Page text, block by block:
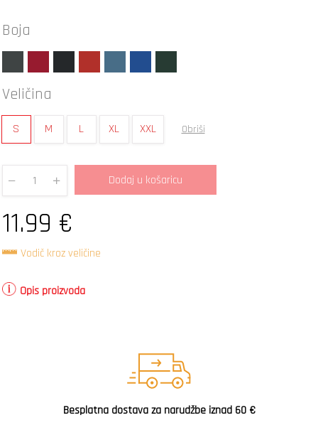
Boja
Veličina
S M L XL XXL Obriši
Quantity
Dodaj u košaricu
11.99 €
Vodič kroz veličine
Opis proizvoda
Besplatna dostava za narudžbe iznad 60 €